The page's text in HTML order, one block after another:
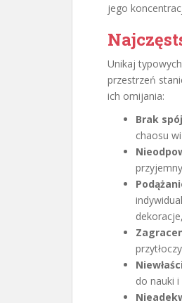
jego
Unikaj typowych
przestrzeń
ich omijania:
Brak
chaosu
do nauki i